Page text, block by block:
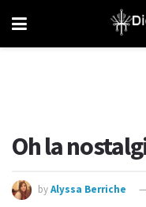
Oh la
byAlyssa Berriche